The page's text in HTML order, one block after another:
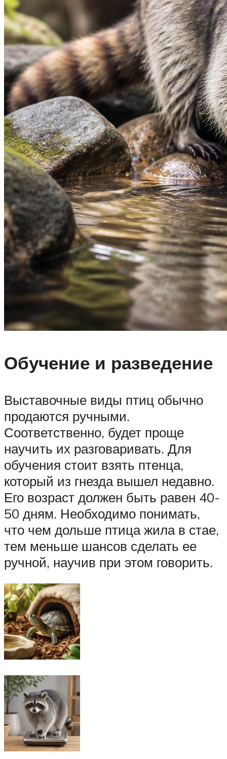
Обучение и разведение
Выставочные виды птиц обычно
продаются ручными.
Соответственно, будет проще
научить их разговаривать. Для
обучения стоит взять птенца,
который из гнезда вышел недавно.
Его возраст должен быть равен 40-
50 дням. Необходимо понимать,
что чем дольше птица жила в стае,
тем меньше шансов сделать ее
ручной, научив при этом говорить.